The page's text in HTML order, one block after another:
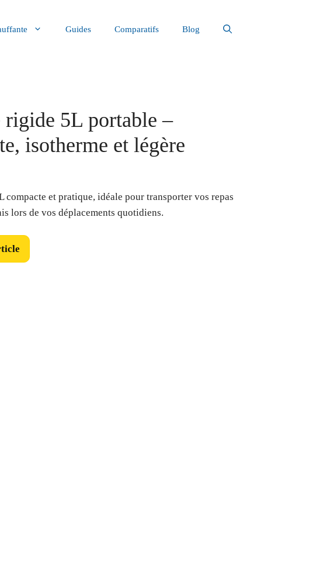
Guides Comparatifs Blog
rigide 5L portable –
isotherme et légère
compacte et pratique, idéale pour transporter vos repas
lors de vos déplacements quotidiens.